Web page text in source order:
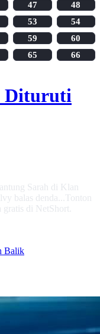
47
48
53
54
59
60
65 66
Dituruti
Sarah di Klan
balas denda...Tonton
di NetShort.
Balik